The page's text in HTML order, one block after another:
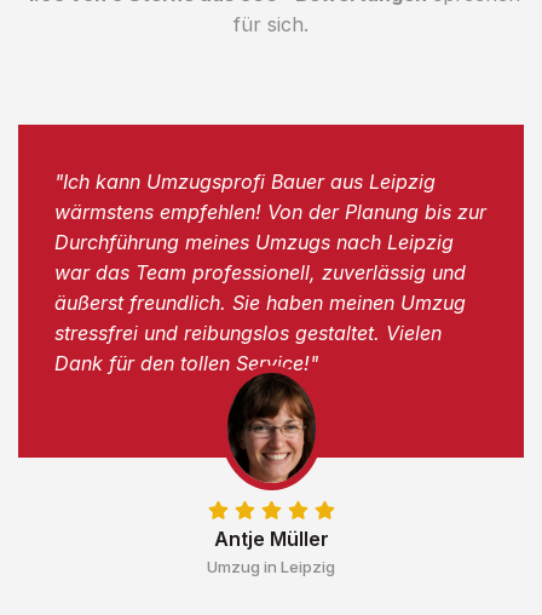
für sich.
Antje Müller
Umzug in Leipzig
"Ich kann Umzugsprofi Bauer aus Leipzig
wärmstens empfehlen! Von der Planung bis zur
Durchführung meines Umzugs nach Leipzig
war das Team professionell, zuverlässig und
äußerst freundlich. Sie haben meinen Umzug
stressfrei und reibungslos gestaltet. Vielen
Dank für den tollen Service!"